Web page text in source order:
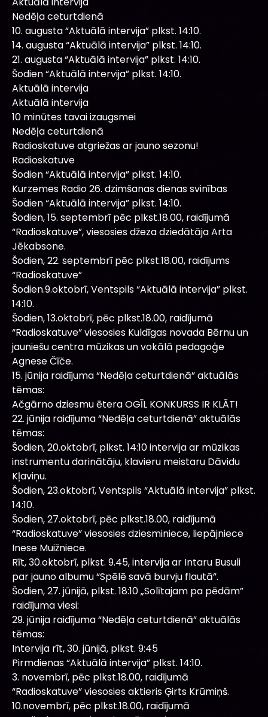
Nedēļa ceturtdienā
10. augusta “Aktuālā intervija” plkst. 14:10.
14. augusta “Aktuālā intervija” plkst. 14:10.
21. augusta “Aktuālā intervija” plkst. 14:10.
Šodien “Aktuālā intervija” plkst. 14:10.
Aktuālā intervija
Aktuālā intervija
10 minūtes tavai izaugsmei
Nedēļa ceturtdienā
Radioskatuve atgriežas ar jauno sezonu!
Radioskatuve
Šodien “Aktuālā intervija” plkst. 14:10.
Kurzemes Radio 26. dzimšanas dienas svinības
Šodien “Aktuālā intervija” plkst. 14:10.
Šodien, 15. septembrī pēc plkst.18.00, raidījumā
“Radioskatuve”, viesosies džeza dziedātāja Arta
Jēkabsone.
Šodien, 22. septembrī pēc plkst.18.00, raidījums
“Radioskatuve”
Šodien.9.oktobrī, Ventspils “Aktuālā intervija” plkst.
14:10.
Šodien, 13.oktobrī, pēc plkst.18.00, raidījumā
“Radioskatuve” viesosies Kuldīgas novada Bērnu un
jauniešu centra mūzikas un vokālā pedagoģe
Agnese Čīče.
15. jūnija raidījuma “Nedēļa ceturtdienā” aktuālās
tēmas:
Ačgārno dziesmu ētera OGĪL KONKURSS IR KLĀT!
22. jūnija raidījuma “Nedēļa ceturtdienā” aktuālās
tēmas:
Šodien, 20.oktobrī, plkst. 14:10 intervija ar mūzikas
instrumentu darinātāju, klavieru meistaru Dāvidu
Kļaviņu.
Šodien, 23.oktobrī, Ventspils “Aktuālā intervija” plkst.
14:10.
Šodien, 27.oktobrī, pēc plkst.18.00, raidījumā
“Radioskatuve” viesosies dziesminiece, liepājniece
Inese Muižniece.
Rīt, 30.oktobrī, plkst. 9.45, intervija ar Intaru Busuli
par jauno albumu “Spēlē savā burvju flautā”.
Šodien, 27. jūnijā, plkst. 18:10 „Solītajam pa pēdām”
raidījuma viesi:
29. jūnija raidījuma “Nedēļa ceturtdienā” aktuālās
tēmas:
Intervija rīt, 30. jūnijā, plkst. 9:45
Pirmdienas “Aktuālā intervija” plkst. 14:10.
3. novembrī, pēc plkst.18.00, raidījumā
“Radioskatuve” viesosies aktieris Ģirts Krūmiņš.
10.novembrī, pēc plkst.18.00, raidījumā